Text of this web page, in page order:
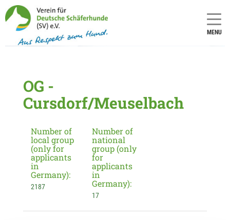
MENU
OG -
Cursdorf/Meuselbach
Number of
local group
(only for
applicants
in
Germany):
2187
Number of
national
group (only
for
applicants
in
Germany):
17